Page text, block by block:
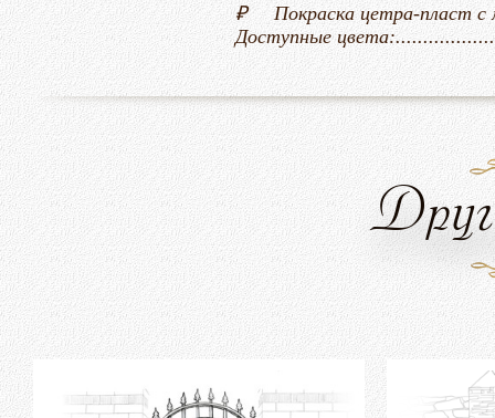
₽Покраска цетра-пласт
Доступные